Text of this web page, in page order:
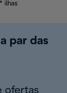
ilhas
par das
ofertas